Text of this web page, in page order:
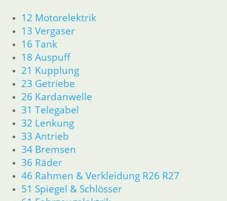
12 Motorelektrik
13 Vergaser
16 Tank
18 Auspuff
21 Kupplung
23 Getriebe
26 Kardanwelle
31 Telegabel
32 Lenkung
33 Antrieb
34 Bremsen
36 Räder
46 Rahmen & Verkleidung R26 R27
51 Spiegel & Schlösser
Shop
Ersatzteile nach Modell
K-Modell
11 Motor
Dichtungen
32 Lenkung
33 Antrieb
34 Bremsen
46 Rahmen Verkleidung
61 Fahrzeugelektrik
R25 /3
11 Motor R25/3
Dichtungen
Zylinderkopf
12 Motorelektrik